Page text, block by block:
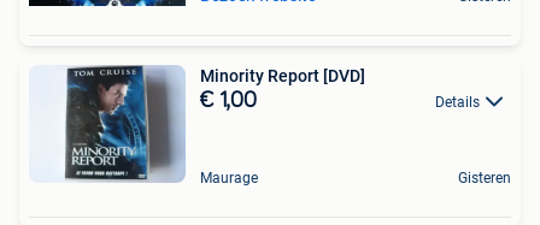
Minority Report [DVD]
€ 1,00 Details
Maurage Gisteren